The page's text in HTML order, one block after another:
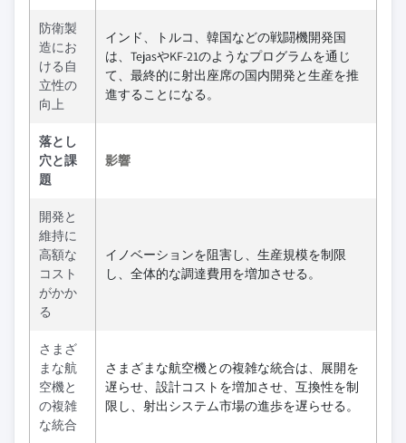
防衛製
造にお
ける自
立性の
向上
インド、トルコ、韓国などの戦闘機開発国
は、TejasやKF-21のようなプログラムを通じ
て、最終的に射出座席の国内開発と生産を推
進することになる。
落とし
穴と課
題
影響
開発と
維持に
高額な
コスト
がかか
る
イノベーションを阻害し、生産規模を制限
し、全体的な調達費用を増加させる。
さまざ
まな航
空機と
の複雑
な統合
さまざまな航空機との複雑な統合は、展開を
遅らせ、設計コストを増加させ、互換性を制
限し、射出システム市場の進歩を遅らせる。